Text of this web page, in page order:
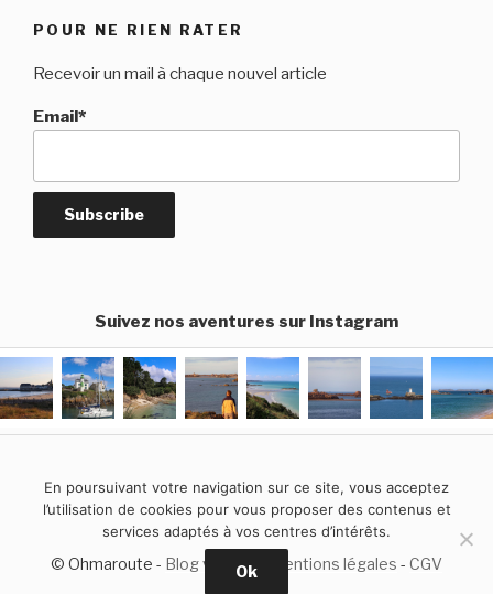
POUR NE RIEN RATER
Recevoir un mail à chaque nouvel article
Email*
Suivez nos aventures sur Instagram
© Ohmaroute - Blog voyage Mentions légales - CGV
En poursuivant votre navigation sur ce site, vous acceptez
l’utilisation de cookies pour vous proposer des contenus et
services adaptés à vos centres d’intérêts.
Ok